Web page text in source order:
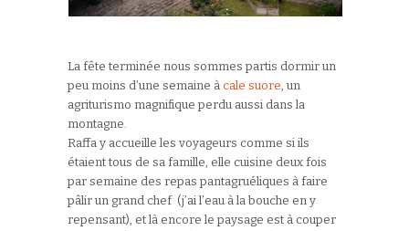
La fête terminée nous sommes partis dormir un
peu moins d’une semaine à cale suore , un
agriturismo magnifique perdu aussi dans la
montagne.
Raffa y accueille les voyageurs comme si ils
étaient tous de sa famille, elle cuisine deux fois
par semaine des repas pantagruéliques à faire
pâlir un grand chef (j’ai l’eau à la bouche en y
repensant), et là encore le paysage est à couper